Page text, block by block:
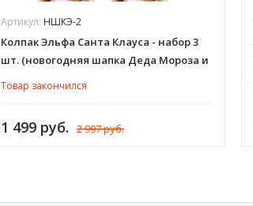
Артикул: НШКЭ-2
Колпак Эльфа Санта Клауса - набор 3
шт. (новогодняя шапка Деда Мороза и
карнавальная шляпа для взрослых
Товар закончился
1 499 руб. 2 997 руб.